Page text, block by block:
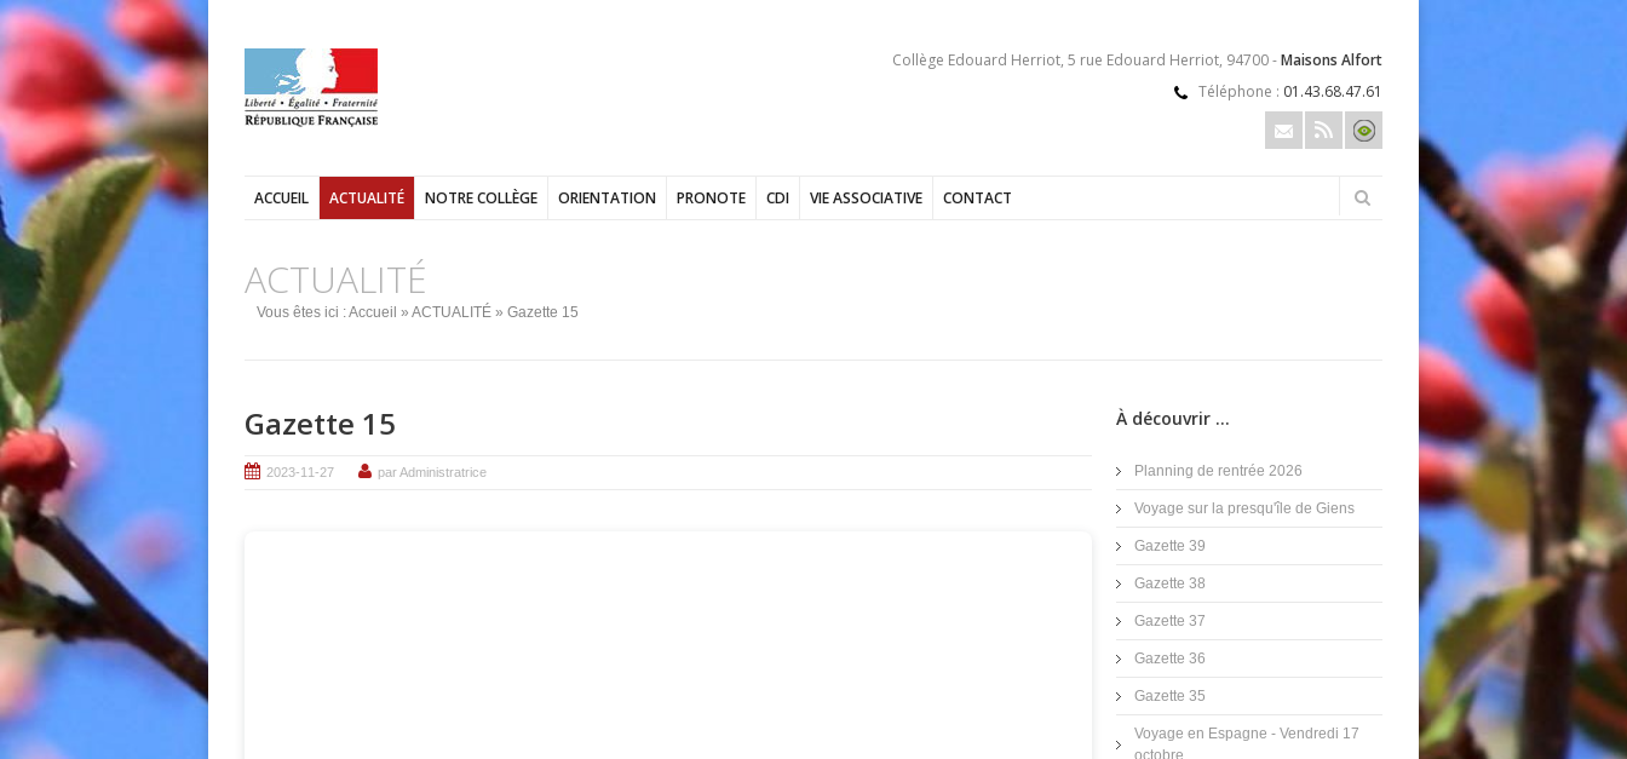
Collège Edouard Herriot, 5 rue Edouard Herriot, 94700 -Maisons Alfort
Téléphone : 01.43.68.47.61
ACCUEIL ACTUALITÉ NOTRE COLLÈGE ORIENTATION PRONOTE CDI VIE ASSOCIATIVE CONTACT
ACTUALITÉ
Vous êtes ici :Accueil » ACTUALITÉ » Gazette 15
Gazette 15
2023-11-27 par Administratrice
À découvrir ...
Planning de rentrée 2026
Voyage sur la presqu'île de Giens
Gazette 39
Gazette 38
Gazette 37
Gazette 36
Gazette 35
Voyage en Espagne - Vendredi 17
octobre